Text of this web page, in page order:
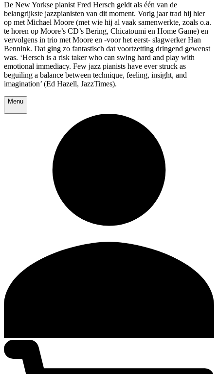
De New Yorkse pianist Fred Hersch geldt als één van de
belangrijkste jazzpianisten van dit moment. Vorig jaar trad hij hier
op met Michael Moore (met wie hij al vaak samenwerkte, zoals o.a.
te horen op Moore’s CD’s Bering, Chicatoumi en Home Game) en
vervolgens in trio met Moore en -voor het eerst- slagwerker Han
Bennink. Dat ging zo fantastisch dat voortzetting dringend gewenst
was. ‘Hersch is a risk taker who can swing hard and play with
emotional immediacy. Few jazz pianists have ever struck as
beguiling a balance between technique, feeling, insight, and
imagination’ (Ed Hazell, JazzTimes).
Menu